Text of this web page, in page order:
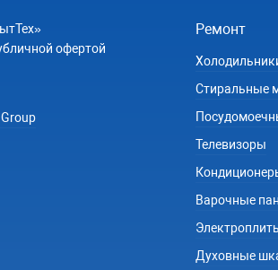
офертой
Ремонт
Стиральные
Телевизоры
Варочные
Духовные